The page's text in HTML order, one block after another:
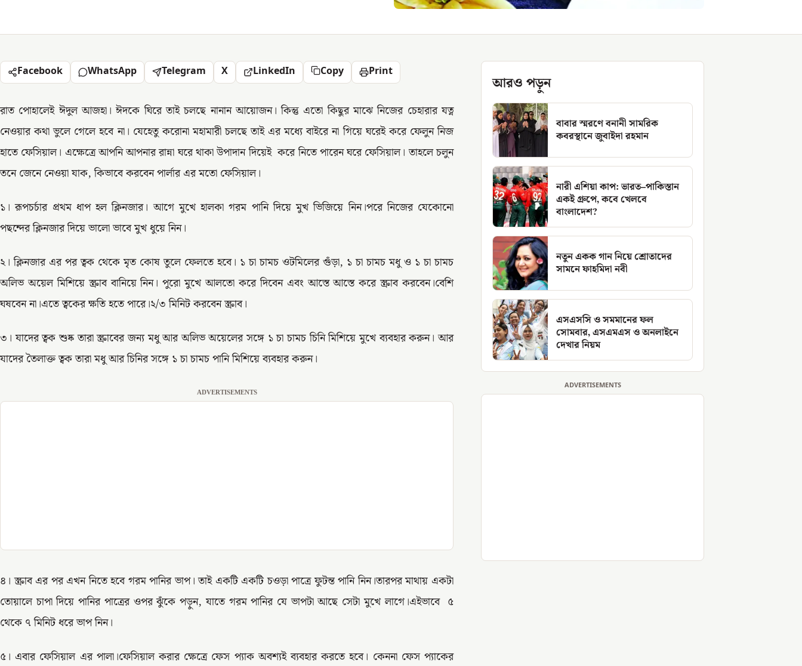
Facebook WhatsApp Telegram X LinkedIn Copy Print
রাত পোহালেই ঈদুল আজহা। ঈদকে ঘিরে তাই চলছে নানান আয়োজন। কিন্তু এতো কিছুর মাঝে নিজের চেহারার যত্ন
নেওয়ার কথা ভুলে গেলে হবে না। যেহেতু করোনা মহামারী চলছে তাই এর মধ্যে বাইরে না গিয়ে ঘরেই করে ফেলুন নিজ
হাতে ফেসিয়াল। এক্ষেত্রে আপনি আপনার রান্না ঘরে থাকা উপাদান দিয়েই করে নিতে পারেন ঘরে ফেসিয়াল। তাহলে চলুন
তনে জেনে নেওয়া যাক, কিভাবে করবেন পার্লার এর মতো ফেসিয়াল।
১। রূপচর্চার প্রথম ধাপ হল ক্লিনজার। আগে মুখে হালকা গরম পানি দিয়ে মুখ ভিজিয়ে নিন।পরে নিজের যেকোনো
পছন্দের ক্লিনজার দিয়ে ভালো ভাবে মুখ ধুয়ে নিন।
২। ক্লিনজার এর পর ত্বক থেকে মৃত কোষ তুলে ফেলতে হবে। ১ চা চামচ ওটমিলের গুঁড়া, ১ চা চামচ মধু ও ১ চা চামচ
অলিভ অয়েল মিশিয়ে স্ক্রাব বানিয়ে নিন। পুরো মুখে আলতো করে দিবেন এবং আস্তে আস্তে করে স্ক্রাব করবেন।বেশি
ঘষবেন না।এতে ত্বকের ক্ষতি হতে পারে।২/৩ মিনিট করবেন স্ক্রাব।
৩। যাদের ত্বক শুষ্ক তারা স্ক্রাবের জন্য মধু আর অলিভ অয়েলের সঙ্গে ১ চা চামচ চিনি মিশিয়ে মুখে ব্যবহার করুন। আর
যাদের তৈলাক্ত ত্বক তারা মধু আর চিনির সঙ্গে ১ চা চামচ পানি মিশিয়ে ব্যবহার করুন।
ADVERTISEMENTS
৪। স্ক্রাব এর পর এখন নিতে হবে গরম পানির ভাপ। তাই একটি একটি চওড়া পাত্রে ফুটন্ত পানি নিন।তারপর মাথায় একটা
তোয়ালে চাপা দিয়ে পানির পাত্রের ওপর ঝুঁকে পড়ুন, যাতে গরম পানির যে ভাপটা আছে সেটা মুখে লাগে।এইভাবে ৫
থেকে ৭ মিনিট ধরে ভাপ নিন।
৫। এবার ফেসিয়াল এর পালা।ফেসিয়াল করার ক্ষেত্রে ফেস প্যাক অবশ্যই ব্যবহার করতে হবে। কেননা ফেস প্যাকের
আরও পড়ুন
বাবার স্মরণে বনানী সামরিক
কবরস্থানে জুবাইদা রহমান
নারী এশিয়া কাপ: ভারত–পাকিস্তান
একই গ্রুপে, কবে খেলবে
বাংলাদেশ?
নতুন একক গান নিয়ে শ্রোতাদের
সামনে ফাহমিদা নবী
এসএসসি ও সমমানের ফল
সোমবার, এসএমএস ও অনলাইনে
দেখার নিয়ম
ADVERTISEMENTS